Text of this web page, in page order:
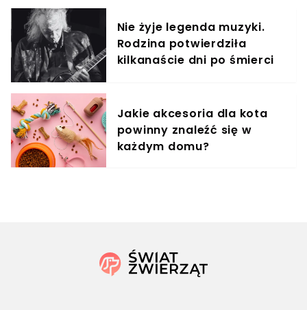
Nie żyje legenda muzyki.
Rodzina potwierdziła
kilkanaście dni po śmierci
Jakie akcesoria dla kota
powinny znaleźć się w
każdym domu?